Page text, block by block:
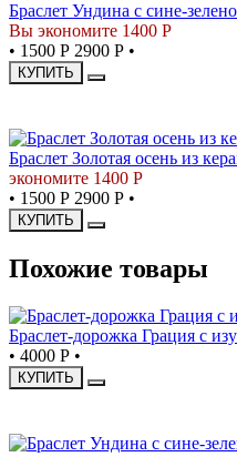
Браслет Ундина с сине-
Вы экономите 1400 Р
• 1500 Р 2900 Р •
КУПИТЬ
Браслет Золотая осень из
экономите 1400 Р
• 1500 Р 2900 Р •
КУПИТЬ
Похожие товары
Браслет-дорожка Грация с
• 4000 Р •
КУПИТЬ